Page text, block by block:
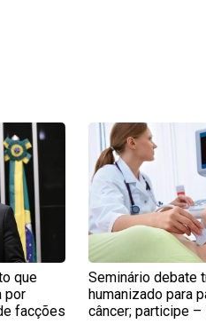
que
por
facções
Seminário debate
humanizado para
câncer; participe